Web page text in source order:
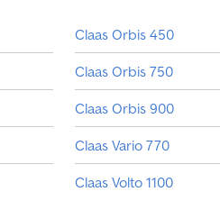
Claas Orbis 450
Claas Orbis 750
Claas Orbis 900
Claas Vario 770
Claas Volto 1100